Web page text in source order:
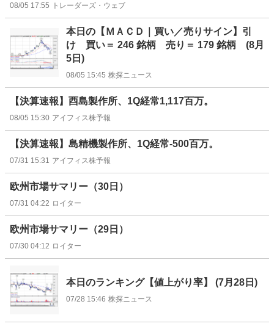
08/05 17:55 トレーダーズ・ウェブ
本日の【ＭＡＣＤ｜買い／売りサイン】引
け 買い＝ 246 銘柄 売り＝ 179 銘柄 (8月
5日)
08/05 15:45 株探ニュース
【決算速報】酉島製作所、1Q経常1,117百万。
08/05 15:30 アイフィス株予報
【決算速報】島精機製作所、1Q経常-500百万。
07/31 15:31 アイフィス株予報
欧州市場サマリー（30日）
07/31 04:22 ロイター
欧州市場サマリー（29日）
07/30 04:12 ロイター
本日のランキング【値上がり率】 (7月28日)
07/28 15:46 株探ニュース